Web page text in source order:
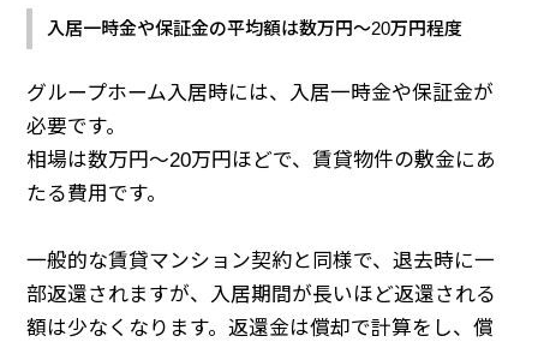
入居一時金や保証金の平均額は数万円～20万円程度
グループホーム入居時には、入居一時金や保証金が
必要です。
相場は数万円〜20万円ほどで、賃貸物件の敷金にあ
たる費用です。
一般的な賃貸マンション契約と同様で、退去時に一
部返還されますが、入居期間が長いほど返還される
額は少なくなります。返還金は償却で計算をし、償